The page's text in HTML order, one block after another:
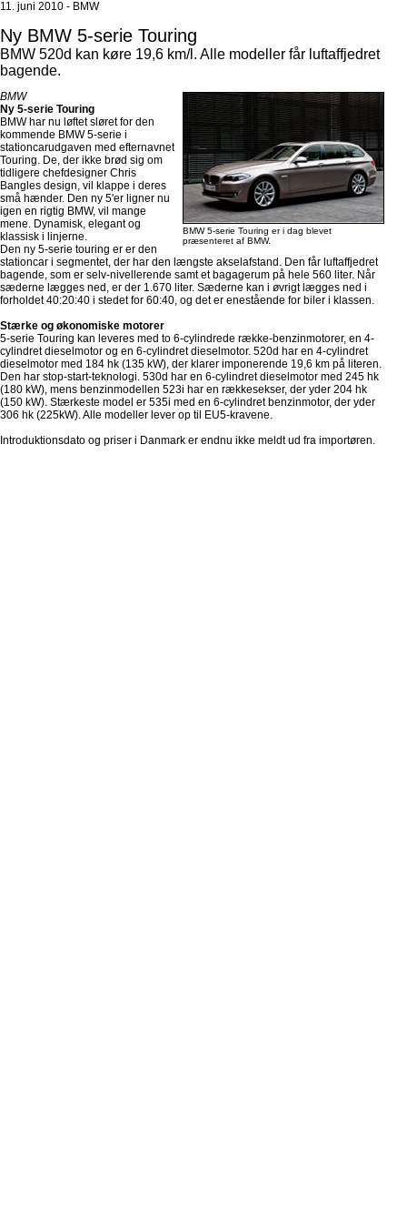
11. juni 2010 - BMW
Ny BMW 5-serie Touring
BMW 520d kan køre 19,6 km/l. Alle modeller får luftaffjedret
bagende.
BMW 5-serie Touring er i dag blevet
præsenteret af BMW.
BMW
Ny 5-serie Touring
BMW har nu løftet sløret for den
kommende BMW 5-serie i
stationcarudgaven med efternavnet
Touring. De, der ikke brød sig om
tidligere chefdesigner Chris
Bangles design, vil klappe i deres
små hænder. Den ny 5'er ligner nu
igen en rigtig BMW, vil mange
mene. Dynamisk, elegant og
klassisk i linjerne.
Den ny 5-serie touring er er den
stationcar i segmentet, der har den længste akselafstand. Den får luftaffjedret
bagende, som er selv-nivellerende samt et bagagerum på hele 560 liter. Når
sæderne lægges ned, er der 1.670 liter. Sæderne kan i øvrigt lægges ned i
forholdet 40:20:40 i stedet for 60:40, og det er enestående for biler i klassen.
Stærke og økonomiske motorer
5-serie Touring kan leveres med to 6-cylindrede række-benzinmotorer, en 4-
cylindret dieselmotor og en 6-cylindret dieselmotor. 520d har en 4-cylindret
dieselmotor med 184 hk (135 kW), der klarer imponerende 19,6 km på literen.
Den har stop-start-teknologi. 530d har en 6-cylindret dieselmotor med 245 hk
(180 kW), mens benzinmodellen 523i har en rækkesekser, der yder 204 hk
(150 kW). Stærkeste model er 535i med en 6-cylindret benzinmotor, der yder
306 hk (225kW). Alle modeller lever op til EU5-kravene.
Introduktionsdato og priser i Danmark er endnu ikke meldt ud fra importøren.